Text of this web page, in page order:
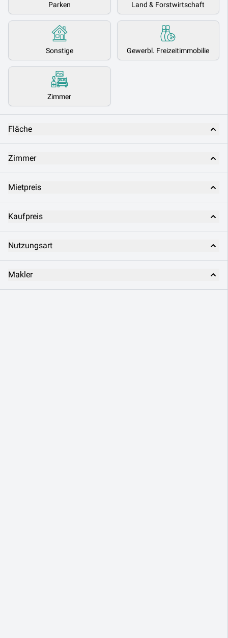
Parken Land & Forstwirtschaft
Sonstige Gewerbl. Freizeitimmobilie
Zimmer
Fläche
Zimmer
Mietpreis
Kaufpreis
Nutzungsart
Makler